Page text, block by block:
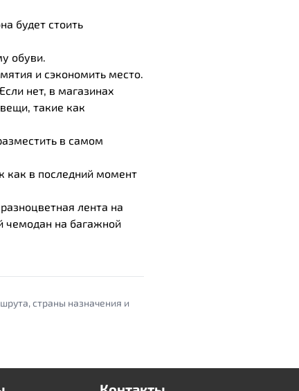
будет стоить
обуви.
и сэкономить место.
нет, в магазинах
такие как
в самом
как в последний момент
лента на
чемодан на багажной
страны назначения и